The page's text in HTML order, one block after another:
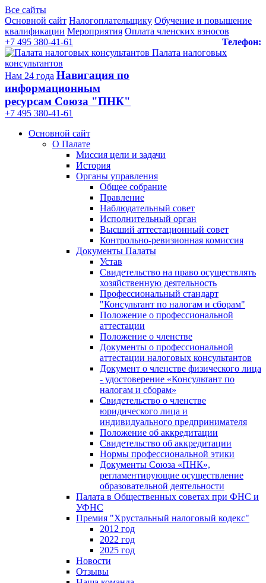
Все сайты
Основной сайт Налогоплательщику Обучение и повышение
квалификации Мероприятия Оплата членских взносов
Телефон:
+7 495 380-41-61
Палата налоговых
консультантов
Нам 24 года Навигация по
информационным
ресурсам Союза "ПНК"
+7 495 380‑41‑61
Основной сайт
О Палате
Миссия цели и задачи
История
Органы управления
Общее собрание
Правление
Наблюдательный совет
Исполнительный орган
Высший аттестационный совет
Контрольно-ревизионная комиссия
Документы Палаты
Устав
Свидетельство на право осуществлять
хозяйственную деятельность
Профессиональный стандарт
"Консультант по налогам и сборам"
Положение о профессиональной
аттестации
Положение о членстве
Документы о профессиональной
аттестации налоговых консультантов
Документ о членстве физического лица
- удостоверение «Консультант по
налогам и сборам»
Свидетельство о членстве
юридического лица и
индивидуального предпринимателя
Положение об аккредитации
Свидетельство об аккредитации
Нормы профессиональной этики
Документы Союза «ПНК»,
регламентирующие осуществление
образовательной деятельности
Палата в Общественных советах при ФНС и
УФНС
Премия "Хрустальный налоговый кодекс"
2012 год
2022 год
2025 год
Новости
Отзывы